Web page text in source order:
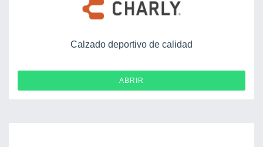
Calzado deportivo de calidad
ABRIR